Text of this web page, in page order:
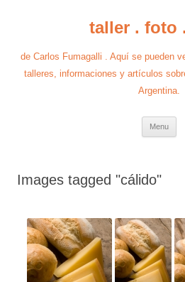
taller . foto
de Carlos Fumagalli . Aquí se pueden
talleres, informaciones y artículos
Argentina.
Menu
Images tagged "cálido"